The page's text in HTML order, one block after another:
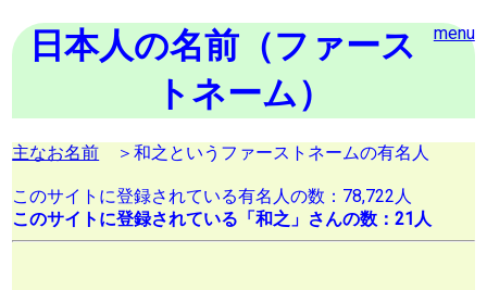
menu
日本人の名前（ファース
トネーム）
主なお名前 ＞和之というファーストネームの有名人
このサイトに登録されている有名人の数：78,722人
このサイトに登録されている「和之」さんの数：21人